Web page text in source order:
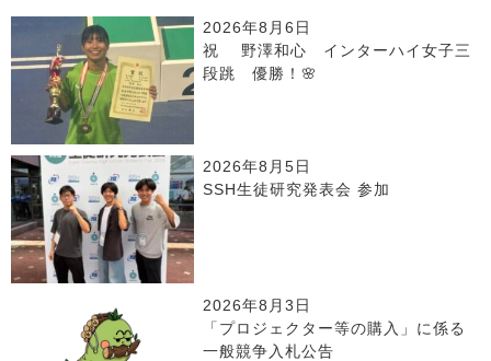
2026年8月6日
祝 野澤和心 インターハイ女子三
段跳 優勝！🌸
2026年8月5日
SSH生徒研究発表会 参加
2026年8月3日
「プロジェクター等の購入」に係る
一般競争入札公告